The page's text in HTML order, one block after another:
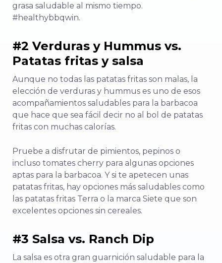
grasa saludable al mismo tiempo.
#healthybbqwin.
#2 Verduras y Hummus vs.
Patatas fritas y salsa
Aunque no todas las patatas fritas son malas, la
elección de verduras y hummus es uno de esos
acompañamientos saludables para la barbacoa
que hace que sea fácil decir no al bol de patatas
fritas con muchas calorías.
Pruebe a disfrutar de pimientos, pepinos o
incluso tomates cherry para algunas opciones
aptas para la barbacoa. Y si te apetecen unas
patatas fritas, hay opciones más saludables como
las patatas fritas Terra o la marca Siete que son
excelentes opciones sin cereales.
#3 Salsa vs. Ranch Dip
La salsa es otra gran guarnición saludable para la